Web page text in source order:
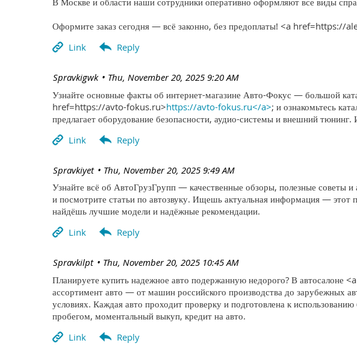
Оформите заказ сегодня — всё законно, без предоплаты! <a href=https://
Thu, November 20, 2025 9:20 AM
| Spravkigwk
Узнайте основные факты об интернет-магазине Авто-Фокус — большой
href=https://avto-fokus.ru>https://avto-fokus.ru</a>; и ознакомьтесь
предлагает оборудование безопасности, аудио-системы и внешний
Thu, November 20, 2025 9:49 AM
| Spravkiyet
Узнайте всё об АвтоГрузГрупп — качественные обзоры, полезные
и посмотрите статьи по автозвуку. Ищешь актуальная информация — этот
найдёшь лучшие модели и надёжные рекомендации.
Thu, November 20, 2025 10:45 AM
| Spravkilpt
Планируете купить надежное авто подержанную недорого? В
ассортимент авто — от машин российского производства до зарубежных
условиях. Каждая авто проходит проверку и подготовлена к
пробегом, моментальный выкуп, кредит на авто.